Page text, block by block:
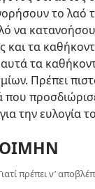
το λαό
να
και τα
τα
Πρέπει
που
την ευλογία
πρέπει ν’